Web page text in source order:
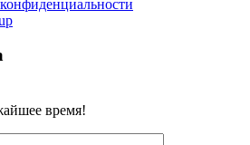
время!